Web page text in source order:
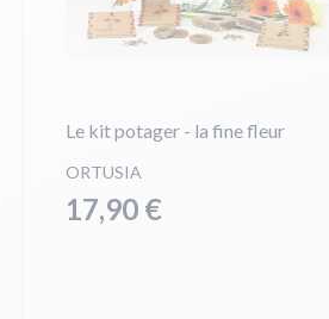
Le kit potager - la fine fleur
ORTUSIA
17,90 €